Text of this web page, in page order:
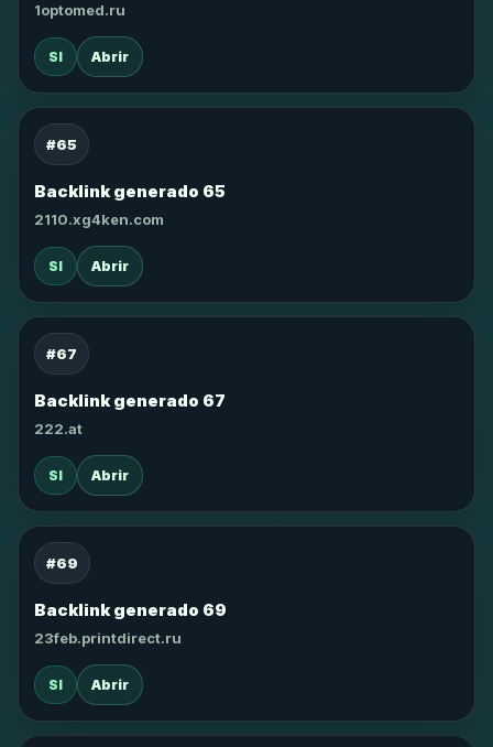
1optomed.ru
SI Abrir
#65
Backlink generado 65
2110.xg4ken.com
SI Abrir
#67
Backlink generado 67
222.at
SI Abrir
#69
Backlink generado 69
23feb.printdirect.ru
SI Abrir